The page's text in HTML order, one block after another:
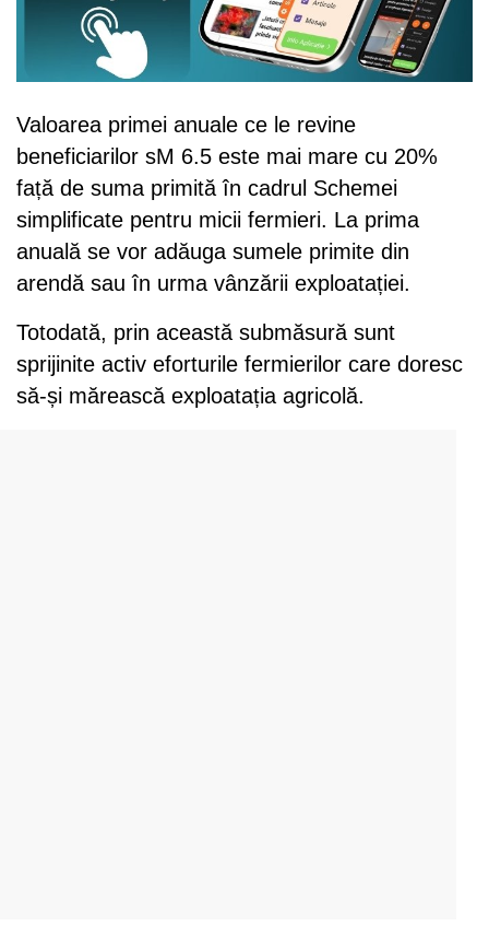
Valoarea primei anuale ce le revine
beneficiarilor sM 6.5 este mai mare cu 20%
față de suma primită în cadrul Schemei
simplificate pentru micii fermieri. La prima
anuală se vor adăuga sumele primite din
arendă sau în urma vânzării exploatației.
Totodată, prin această submăsură sunt
sprijinite activ eforturile fermierilor care doresc
să-și mărească exploatația agricolă.